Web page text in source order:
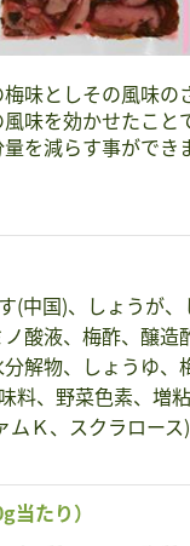
味としその風味の
味を効かせたこと
を減らす事ができ
(中国)、しょうが
ノ酸液、梅酢、醸造
解物、しょうゆ、
料、野菜色素、増粘
ムＫ、スクラロー
当たり）